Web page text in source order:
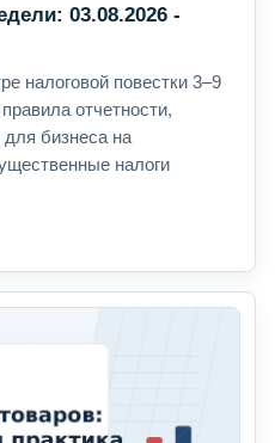
03.08.2026 -
налоговой повестки 3–9
отчетности,
для бизнеса на
налоги